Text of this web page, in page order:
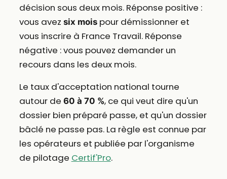
décision sous deux mois. Réponse positive :
vous avez six moispour démissionner et
vous inscrire à France Travail. Réponse
négative : vous pouvez demander un
recours dans les deux mois.
Le taux d'acceptation national tourne
autour de 60 à 70 %, ce qui veut dire qu'un
dossier bien préparé passe, et qu'un dossier
bâclé ne passe pas. La règle est connue par
les opérateurs et publiée par l'organisme
de pilotage Certif'Pro.